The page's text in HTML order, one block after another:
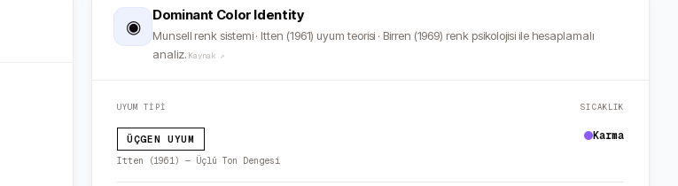
◉
Dominant Color Identity
Munsell renk sistemi · Itten (1961) uyum teorisi · Birren (1969) renk psikolojisi ile hesaplamalı
analiz. Kaynak ↗
UYUM TİPİ
ÜÇGEN UYUM
Itten (1961) — Üçlü Ton Dengesi
SICAKLIK
Karma